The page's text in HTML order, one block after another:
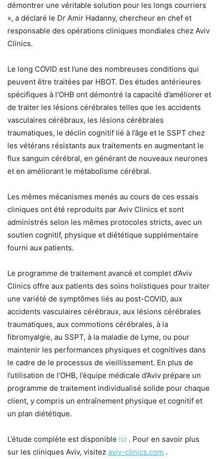
démontrer une véritable solution pour les longs courriers
», a déclaré le Dr Amir Hadanny, chercheur en chef et
responsable des opérations cliniques mondiales chez Aviv
Clinics.
Le long COVID est l’une des nombreuses conditions qui
peuvent être traitées par HBOT. Des études antérieures
spécifiques à l’OHB ont démontré la capacité d’améliorer et
de traiter les lésions cérébrales telles que les accidents
vasculaires cérébraux, les lésions cérébrales
traumatiques, le déclin cognitif lié à l’âge et le SSPT chez
les vétérans résistants aux traitements en augmentant le
flux sanguin cérébral, en générant de nouveaux neurones
et en améliorant le métabolisme cérébral.
Les mêmes mécanismes menés au cours de ces essais
cliniques ont été reproduits par Aviv Clinics et sont
administrés selon les mêmes protocoles stricts, avec un
soutien cognitif, physique et diététique supplémentaire
fourni aux patients.
Le programme de traitement avancé et complet d’Aviv
Clinics offre aux patients des soins holistiques pour traiter
une variété de symptômes liés au post-COVID, aux
accidents vasculaires cérébraux, aux lésions cérébrales
traumatiques, aux commotions cérébrales, à la
fibromyalgie, au SSPT, à la maladie de Lyme, ou pour
maintenir les performances physiques et cognitives dans
le cadre de le processus de vieillissement. En plus de
l’utilisation de l’OHB, l’équipe médicale d’Aviv prépare un
programme de traitement individualisé solide pour chaque
client, y compris un entraînement physique et cognitif et
un plan diététique.
L’étude complète est disponible ici . Pour en savoir plus
sur les cliniques Aviv, visitez aviv-clinics.com .